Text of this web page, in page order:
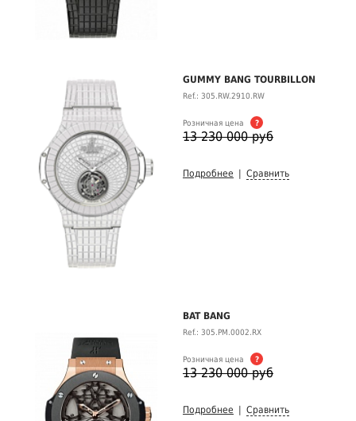
GUMMY BANG TOURBILLON
Ref.: 305.RW.2910.RW
Розничная цена ?
13 230 000 руб
Подробнее Сравнить
BAT BANG
Ref.: 305.PM.0002.RX
Розничная цена ?
13 230 000 руб
Подробнее Сравнить